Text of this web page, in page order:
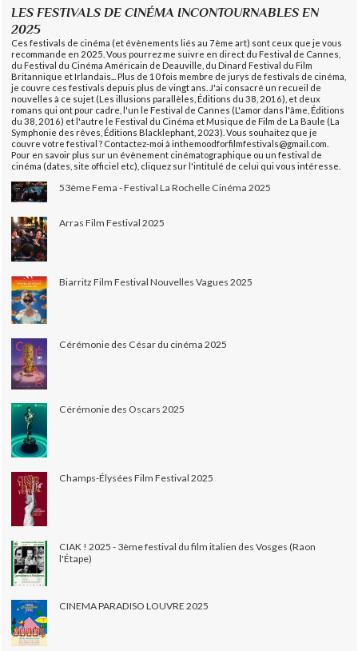
LES FESTIVALS DE CINÉMA INCONTOURNABLES EN
2025
Ces festivals de cinéma (et évènements liés au 7ème art) sont ceux que je vous
recommande en 2025. Vous pourrez me suivre en direct du Festival de Cannes,
du Festival du Cinéma Américain de Deauville, du Dinard Festival du Film
Britannique et Irlandais... Plus de 10 fois membre de jurys de festivals de cinéma,
je couvre ces festivals depuis plus de vingt ans. J'ai consacré un recueil de
nouvelles à ce sujet (Les illusions parallèles, Éditions du 38, 2016), et deux
romans qui ont pour cadre, l'un le Festival de Cannes (L'amor dans l'âme, Éditions
du 38, 2016) et l'autre le Festival du Cinéma et Musique de Film de La Baule (La
Symphonie des rêves, Éditions Blacklephant, 2023). Vous souhaitez que je
couvre votre festival ? Contactez-moi à inthemoodforfilmfestivals@gmail.com.
Pour en savoir plus sur un évènement cinématographique ou un festival de
cinéma (dates, site officiel etc), cliquez sur l'intitulé de celui qui vous intéresse.
53ème Fema - Festival La Rochelle Cinéma 2025
Arras Film Festival 2025
Biarritz Film Festival Nouvelles Vagues 2025
Cérémonie des César du cinéma 2025
Cérémonie des Oscars 2025
Champs-Élysées Film Festival 2025
CIAK ! 2025 - 3ème festival du film italien des Vosges (Raon
l'Étape)
CINEMA PARADISO LOUVRE 2025